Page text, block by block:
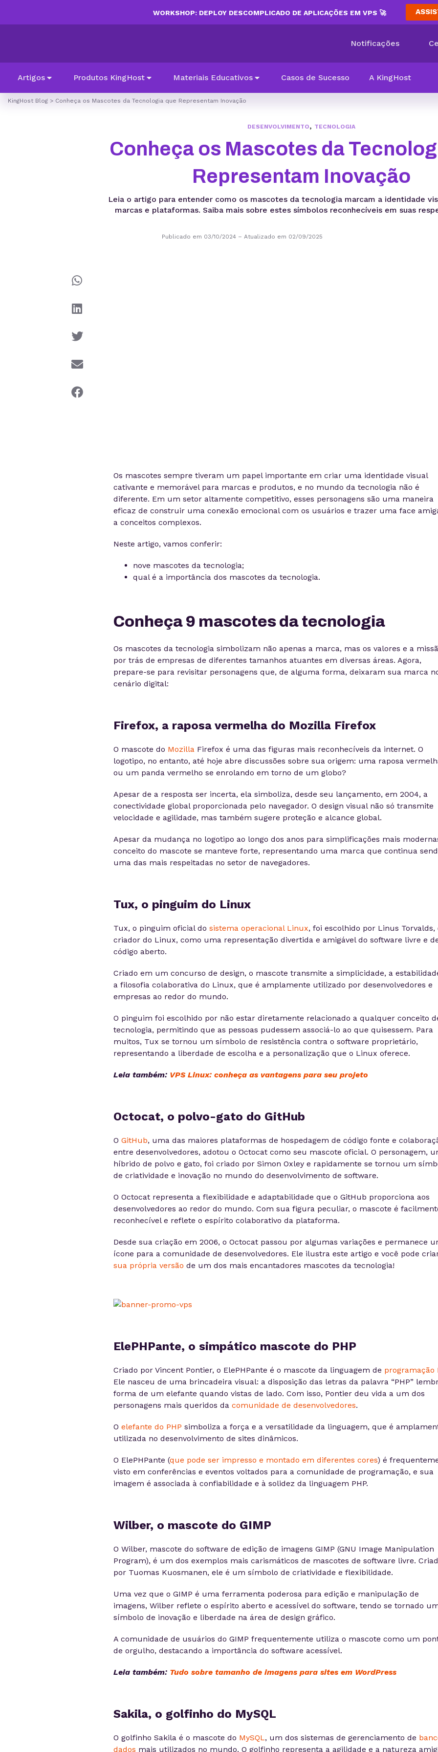
WORKSHOP: DEPLOY DESCOMPLICADO DE APLICAÇÕES EM VPS 🚀
Notificações
Artigos Produtos KingHost Materiais Educativos Casos de Sucesso A KingHost
KingHost Blog > Conheça os Mascotes da Tecnologia que Representam Inovação
DESENVOLVIMENTO, TECNOLOGIA
Conheça os Mascotes da
Representam Inovação
Leia o artigo para entender como os mascotes da tecnologia marcam a identidade
marcas e plataformas. Saiba mais sobre estes símbolos reconhecíveis em suas
Publicado em 03/10/2024 – Atualizado em 02/09/2025
Os mascotes sempre tiveram um papel importante em criar uma identidade visual
cativante e memorável para marcas e produtos, e no mundo da tecnologia não é
diferente. Em um setor altamente competitivo, esses personagens são uma maneira
eficaz de construir uma conexão emocional com os usuários e trazer uma face
a conceitos complexos.
Neste artigo, vamos conferir:
nove mascotes da tecnologia;
qual é a importância dos mascotes da tecnologia.
Conheça 9 mascotes da tecnologia
Os mascotes da tecnologia simbolizam não apenas a marca, mas os valores e a
por trás de empresas de diferentes tamanhos atuantes em diversas áreas. Agora,
prepare-se para revisitar personagens que, de alguma forma, deixaram sua marca
cenário digital:
Firefox, a raposa vermelha do Mozilla Firefox
O mascote do MozillaFirefox é uma das figuras mais reconhecíveis da internet. O
logotipo, no entanto, até hoje abre discussões sobre sua origem: uma raposa
ou um panda vermelho se enrolando em torno de um globo?
Apesar de a resposta ser incerta, ela simboliza, desde seu lançamento, em 2004, a
conectividade global proporcionada pelo navegador. O design visual não só transmite
velocidade e agilidade, mas também sugere proteção e alcance global.
Apesar da mudança no logotipo ao longo dos anos para simplificações mais
conceito do mascote se manteve forte, representando uma marca que continua
uma das mais respeitadas no setor de navegadores.
Tux, o pinguim do Linux
Tux, o pinguim oficial do sistema operacional Linux, foi escolhido por Linus Torvalds,
criador do Linux, como uma representação divertida e amigável do software livre e
código aberto.
Criado em um concurso de design, o mascote transmite a simplicidade, a
a filosofia colaborativa do Linux, que é amplamente utilizado por desenvolvedores e
empresas ao redor do mundo.
O pinguim foi escolhido por não estar diretamente relacionado a qualquer conceito
tecnologia, permitindo que as pessoas pudessem associá-lo ao que quisessem. Para
muitos, Tux se tornou um símbolo de resistência contra o software proprietário,
representando a liberdade de escolha e a personalização que o Linux oferece.
Leia também: VPS Linux: conheça as vantagens para seu projeto
Octocat, o polvo-gato do GitHub
O GitHub, uma das maiores plataformas de hospedagem de código fonte e
entre desenvolvedores, adotou o Octocat como seu mascote oficial. O personagem,
híbrido de polvo e gato, foi criado por Simon Oxley e rapidamente se tornou um
de criatividade e inovação no mundo do desenvolvimento de software.
O Octocat representa a flexibilidade e adaptabilidade que o GitHub proporciona aos
desenvolvedores ao redor do mundo. Com sua figura peculiar, o mascote é
reconhecível e reflete o espírito colaborativo da plataforma.
Desde sua criação em 2006, o Octocat passou por algumas variações e permanece
ícone para a comunidade de desenvolvedores. Ele ilustra este artigo e você pode
sua própria versão de um dos mais encantadores mascotes da tecnologia!
ElePHPante, o simpático mascote do PHP
Criado por Vincent Pontier, o ElePHPante é o mascote da linguagem de programação
Ele nasceu de uma brincadeira visual: a disposição das letras da palavra “PHP”
forma de um elefante quando vistas de lado. Com isso, Pontier deu vida a um dos
personagens mais queridos da comunidade de desenvolvedores.
O elefante do PHP simboliza a força e a versatilidade da linguagem, que é
utilizada no desenvolvimento de sites dinâmicos.
O ElePHPante (que pode ser impresso e montado em diferentes cores) é
visto em conferências e eventos voltados para a comunidade de programação, e sua
imagem é associada à confiabilidade e à solidez da linguagem PHP.
Wilber, o mascote do GIMP
O Wilber, mascote do software de edição de imagens GIMP (GNU Image Manipulation
Program), é um dos exemplos mais carismáticos de mascotes de software livre.
por Tuomas Kuosmanen, ele é um símbolo de criatividade e flexibilidade.
Uma vez que o GIMP é uma ferramenta poderosa para edição e manipulação de
imagens, Wilber reflete o espírito aberto e acessível do software, tendo se tornado
símbolo de inovação e liberdade na área de design gráfico.
A comunidade de usuários do GIMP frequentemente utiliza o mascote como um
de orgulho, destacando a importância do software acessível.
Leia também: Tudo sobre tamanho de imagens para sites em WordPress
Sakila, o golfinho do MySQL
O golfinho Sakila é o mascote do MySQL, um dos sistemas de gerenciamento de
dados mais utilizados no mundo. O golfinho representa a agilidade e a natureza